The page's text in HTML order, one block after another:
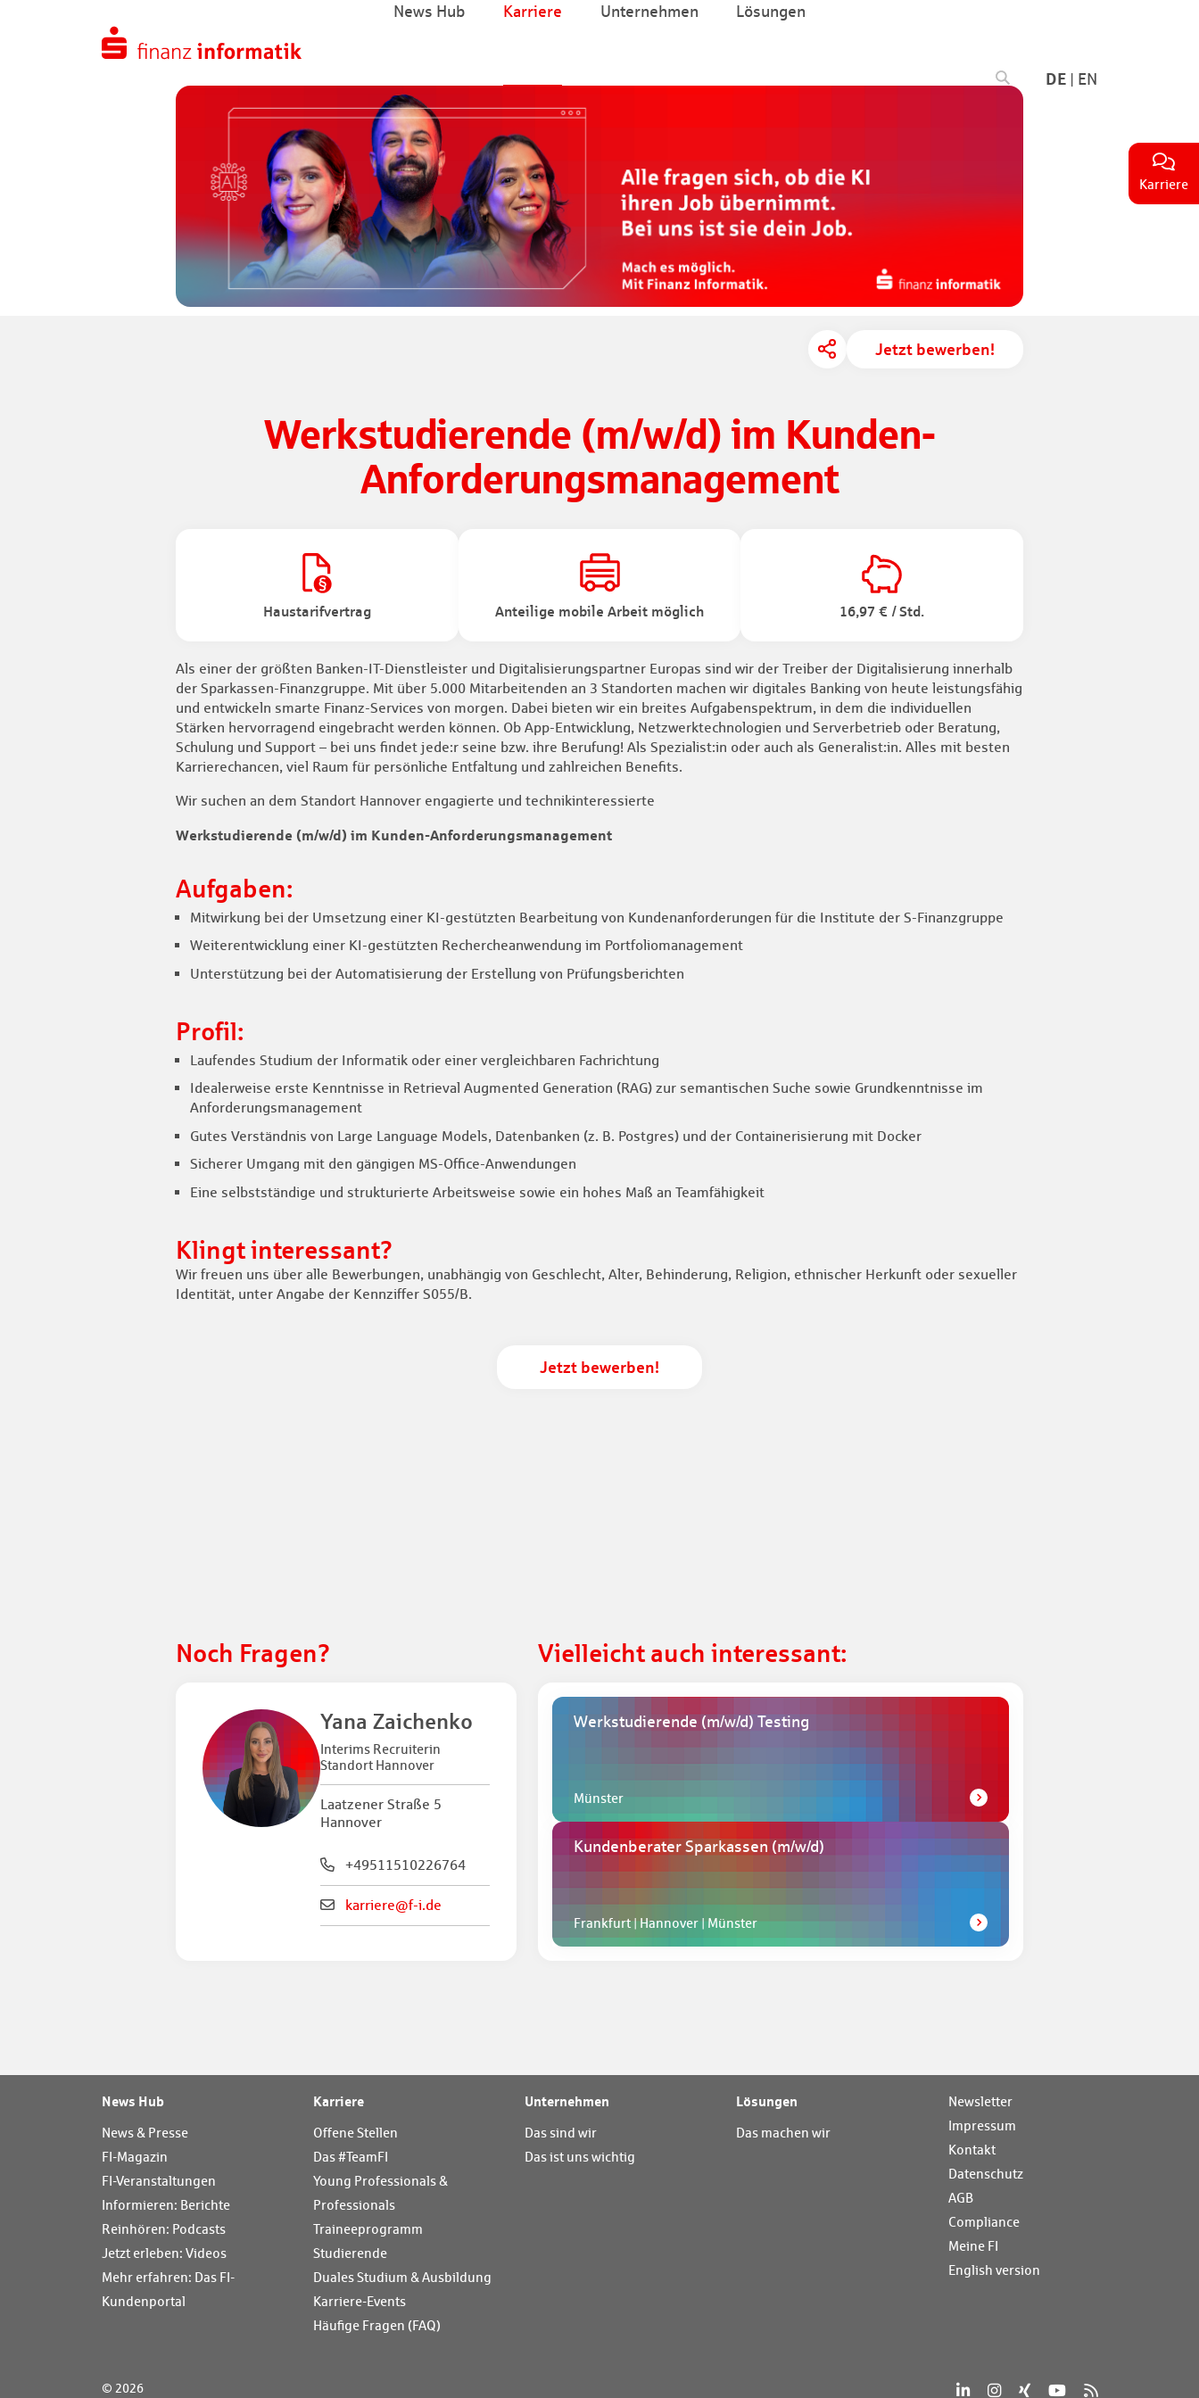
Karriere
News Hub Karriere Unternehmen Lösungen
DE | EN
Jetzt bewerben!
Werkstudierende (m/w/d) im Kunden-
Anforderungsmanagement
Haustarifvertrag Anteilige mobile Arbeit möglich 16,97 € / Std.
Als einer der größten Banken-IT-Dienstleister und Digitalisierungspartner Europas sind wir der Treiber der Digitalisierung innerhalb
der Sparkassen-Finanzgruppe. Mit über 5.000 Mitarbeitenden an 3 Standorten machen wir digitales Banking von heute leistungsfähig
und entwickeln smarte Finanz-Services von morgen. Dabei bieten wir ein breites Aufgabenspektrum, in dem die individuellen
Stärken hervorragend eingebracht werden können. Ob App-Entwicklung, Netzwerktechnologien und Serverbetrieb oder Beratung,
Schulung und Support – bei uns findet jede:r seine bzw. ihre Berufung! Als Spezialist:in oder auch als Generalist:in. Alles mit besten
Karrierechancen, viel Raum für persönliche Entfaltung und zahlreichen Benefits.
Wir suchen an dem Standort Hannover engagierte und technikinteressierte
Werkstudierende (m/w/d) im Kunden-Anforderungsmanagement
Aufgaben:
Mitwirkung bei der Umsetzung einer KI-gestützten Bearbeitung von Kundenanforderungen für die Institute der S-Finanzgruppe
Weiterentwicklung einer KI-gestützten Rechercheanwendung im Portfoliomanagement
Unterstützung bei der Automatisierung der Erstellung von Prüfungsberichten
Profil:
Laufendes Studium der Informatik oder einer vergleichbaren Fachrichtung
Idealerweise erste Kenntnisse in Retrieval Augmented Generation (RAG) zur semantischen Suche sowie Grundkenntnisse im
Anforderungsmanagement
Gutes Verständnis von Large Language Models, Datenbanken (z. B. Postgres) und der Containerisierung mit Docker
Sicherer Umgang mit den gängigen MS-Office-Anwendungen
Eine selbstständige und strukturierte Arbeitsweise sowie ein hohes Maß an Teamfähigkeit
Klingt interessant?
Wir freuen uns über alle Bewerbungen, unabhängig von Geschlecht, Alter, Behinderung, Religion, ethnischer Herkunft oder sexueller
Identität, unter Angabe der Kennziffer S055/B.
Jetzt bewerben!
Noch Fragen? Vielleicht auch interessant:
Yana Zaichenko
Interims Recruiterin
Standort Hannover
Laatzener Straße 5
Hannover
+49511510226764
karriere@f-i.de
Werkstudierende (m/w/d) Testing
Münster
Kundenberater Sparkassen (m/w/d)
Frankfurt | Hannover | Münster
News Hub
News & Presse
FI-Magazin
FI-Veranstaltungen
Informieren: Berichte
Reinhören: Podcasts
Jetzt erleben: Videos
Mehr erfahren: Das FI-
Kundenportal
Karriere
Offene Stellen
Das #TeamFI
Young Professionals &
Professionals
Traineeprogramm
Studierende
Duales Studium & Ausbildung
Karriere-Events
Häufige Fragen (FAQ)
Unternehmen
Das sind wir
Das ist uns wichtig
Lösungen
Das machen wir
Newsletter
Impressum
Kontakt
Datenschutz
AGB
Compliance
Meine FI
English version
© 2026